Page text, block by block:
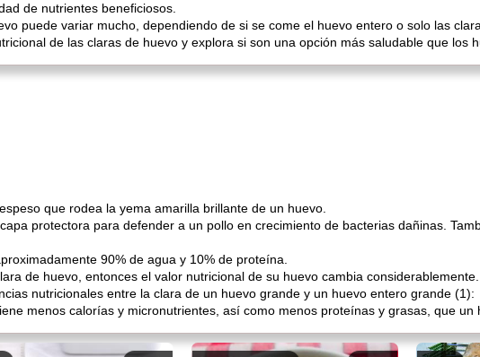
de nutrientes beneficiosos.
puede variar mucho, dependiendo de si se come el huevo entero o solo las
de las claras de huevo y explora si son una opción más saludable que los
que rodea la yema amarilla brillante de un huevo.
protectora para defender a un pollo en crecimiento de bacterias dañinas.
90% de agua y 10% de proteína.
de huevo, entonces el valor nutricional de su huevo cambia considerablemente.
nutricionales entre la clara de un huevo grande y un huevo entero grande (1):
menos calorías y micronutrientes, así como menos proteínas y grasas, que un